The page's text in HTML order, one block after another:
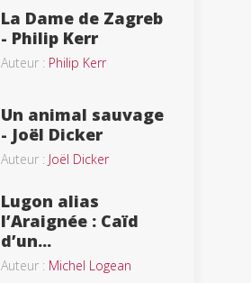
La Dame de Zagreb
- Philip Kerr
Auteur : Philip Kerr
Un animal sauvage
- Joël Dicker
Auteur : Joël Dicker
Lugon alias
l’Araignée : Caïd
d’un...
Auteur : Michel Logean